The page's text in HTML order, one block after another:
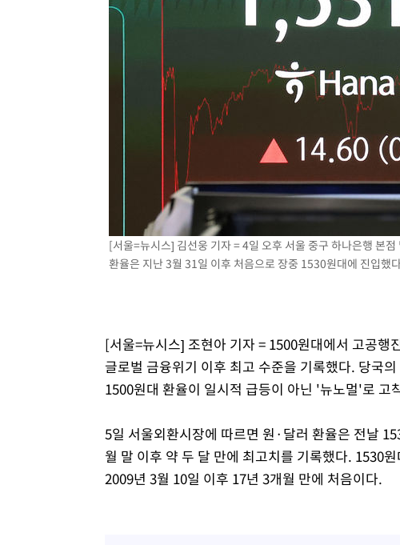
[속보]경찰·노동부, HL만도 평택사업장 끼임 사망 관련 압수수색
[속보]합수본, '투표율 허위 입력' 중앙·서울·경기도 선관위 등 9
[속보]삼성전자·SK하이닉스 동반 강보합…1%대 상승 출발
[속보]코스닥, 5.95포인트(0.74%) 상승한 807.62개장
[속보]코스피, 6300선 재탈환…1.09% 오른 6365.07 개장
시리아 다마스쿠스 교외에서 미니버스 폭발.. 14명 부상, 3명은 중
입추에도 극한더위…서울 낮 39도 '폭염중대경보'
이란, 호르무즈서 "적국 목표물들"과 대치로 남부 케슘섬에서 두차
[속보]美, 폴리실리콘 수입 규제…파생제품 15% 관세, 120일 후 발
[속보]트럼프, 美 원정출산 금지 행정명령 서명
[속보] 뉴욕증시, 일제 하락 마감…나스닥 0.06%↓
[서울=뉴시스] 김선웅 기자 = 4일 오후 서울 중구 하나은행 본
환율은 지난 3월 31일 이후 처음으로 장중 1530원대에 진입했
[서울=뉴시스] 조현아 기자 = 1500원대에서 고공
글로벌 금융위기 이후 최고 수준을 기록했다. 당국
1500원대 환율이 일시적 급등이 아닌 '뉴노멀'로 고
5일 서울외환시장에 따르면 원·달러 환율은 전날
월 말 이후 약 두 달 만에 최고치를 기록했다. 1530
2009년 3월 10일 이후 17년 3개월 만에 처음이다.